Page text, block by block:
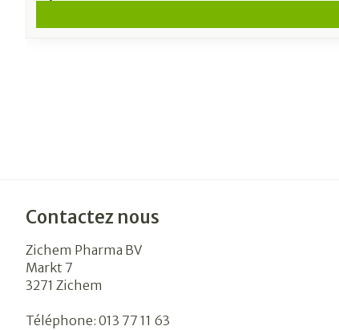
Contactez nous
Zichem Pharma BV
Markt 7
3271 Zichem
Téléphone: 013 77 11 63